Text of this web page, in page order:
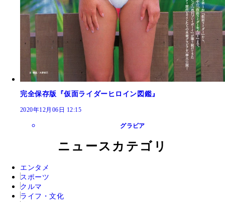
完全保存版『仮面ライダーヒロイン図鑑』
2020年12月06日 12:15
グラビア
ニュースカテゴリ
エンタメ
スポーツ
クルマ
ライフ・文化